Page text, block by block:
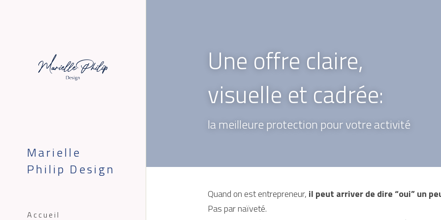
Marielle
Philip Design
Accueil
Une offre claire,
visuelle et cadrée:
la meilleure protection pour votre activité
Quand on est entrepreneur, il peut arriver de dire “oui” un
Pas par naïveté.